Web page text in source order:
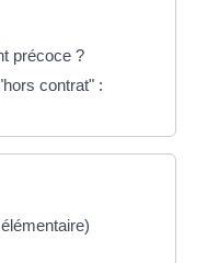
précoce ?
contrat" :